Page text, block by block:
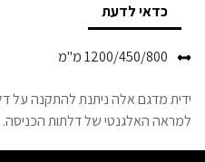
כדאי לדעת
1200/450/800 מ"מ
ידית מדגם אלה ניתנת להתקנה על
למראה האלגנטי של דלתות הכניסה.